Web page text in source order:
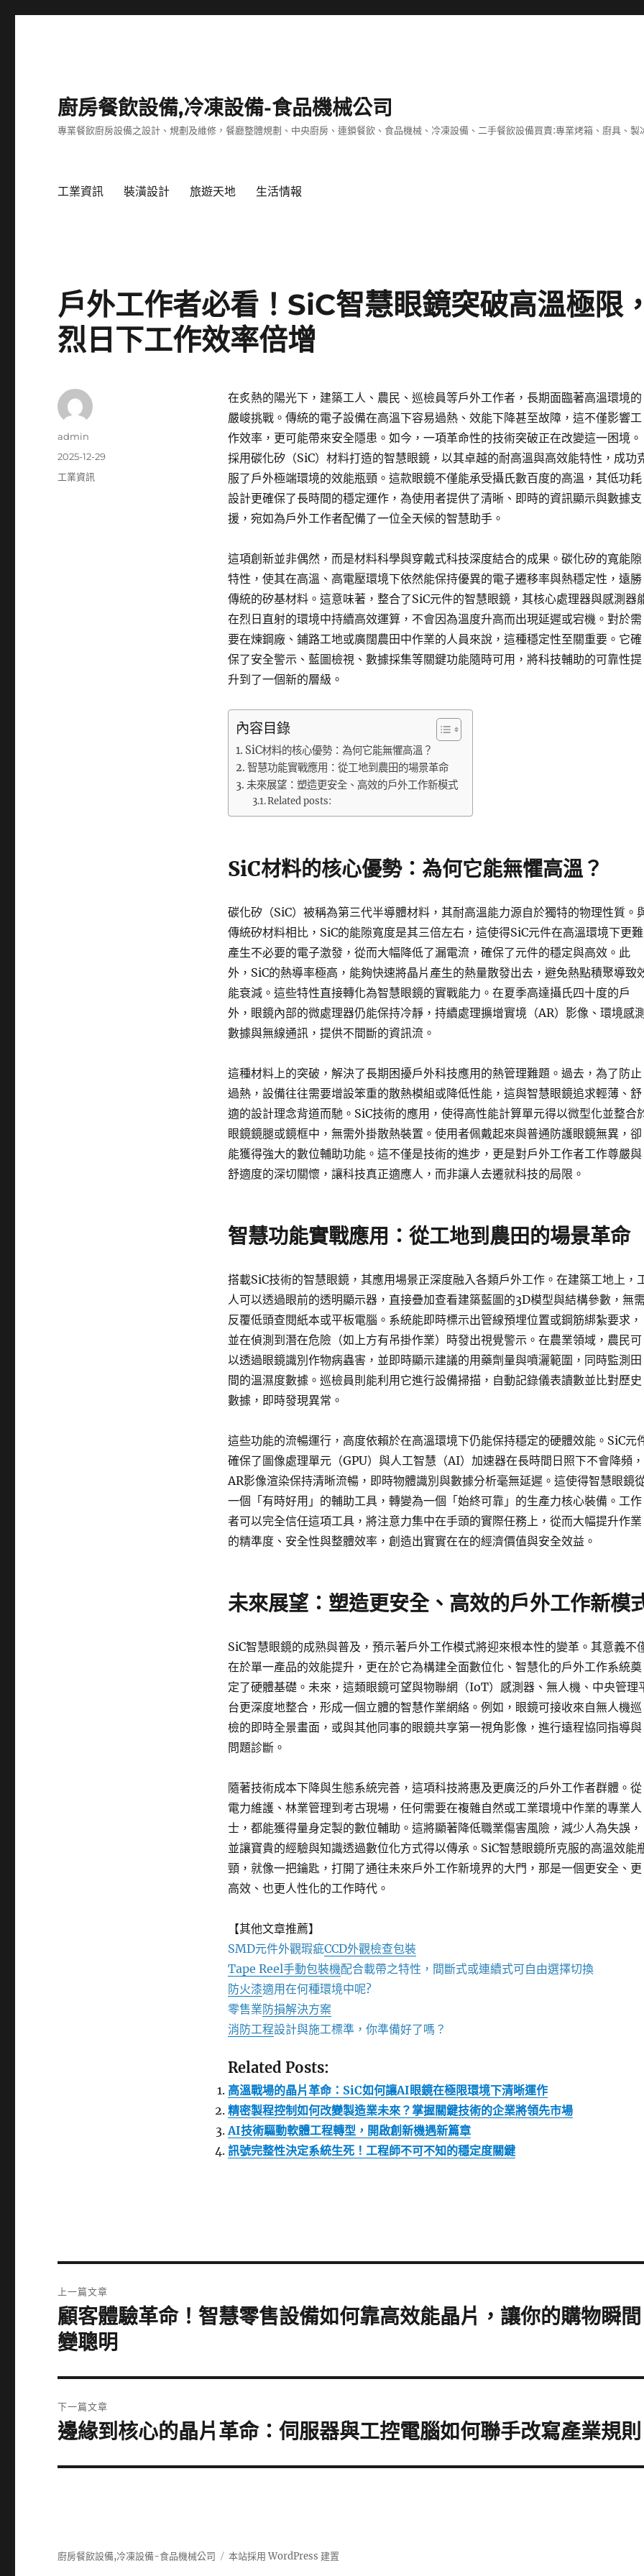
廚房餐飲設備,冷凍設備-食品機械公司
專業餐飲廚房設備之設計、規劃及維修，餐廳整體規劃、中央廚房、連鎖餐飲、食品機械、冷凍設備、二手餐飲設備買賣:專業烤箱、廚具、
工業資訊 裝潢設計 旅遊天地 生活情報
戶外工作者必看！SiC智慧眼鏡突破高溫極限，
烈日下工作效率倍增
在炙熱的陽光下，建築工人、農民、巡檢員等戶外工作者，長期面臨著高溫環境的
嚴峻挑戰。傳統的電子設備在高溫下容易過熱、效能下降甚至故障，這不僅影響工
作效率，更可能帶來安全隱患。如今，一項革命性的技術突破正在改變這一困境。
採用碳化矽（SiC）材料打造的智慧眼鏡，以其卓越的耐高溫與高效能特性，成功
服了戶外極端環境的效能瓶頸。這款眼鏡不僅能承受攝氏數百度的高溫，其低功耗
設計更確保了長時間的穩定運作，為使用者提供了清晰、即時的資訊顯示與數據支
援，宛如為戶外工作者配備了一位全天候的智慧助手。
這項創新並非偶然，而是材料科學與穿戴式科技深度結合的成果。碳化矽的寬能隙
特性，使其在高溫、高電壓環境下依然能保持優異的電子遷移率與熱穩定性，遠勝
傳統的矽基材料。這意味著，整合了SiC元件的智慧眼鏡，其核心處理器與感測器
在烈日直射的環境中持續高效運算，不會因為溫度升高而出現延遲或宕機。對於需
要在煉鋼廠、鋪路工地或廣闊農田中作業的人員來說，這種穩定性至關重要。它確
保了安全警示、藍圖檢視、數據採集等關鍵功能隨時可用，將科技輔助的可靠性提
升到了一個新的層級。
內容目錄
SiC材料的核心優勢：為何它能無懼高溫？
智慧功能實戰應用：從工地到農田的場景革命
未來展望：塑造更安全、高效的戶外工作新模式
Related posts:
SiC材料的核心優勢：為何它能無懼高溫？
碳化矽（SiC）被稱為第三代半導體材料，其耐高溫能力源自於獨特的物理性質。
傳統矽材料相比，SiC的能隙寬度是其三倍左右，這使得SiC元件在高溫環境下更難
產生不必要的電子激發，從而大幅降低了漏電流，確保了元件的穩定與高效。此
外，SiC的熱導率極高，能夠快速將晶片產生的熱量散發出去，避免熱點積聚導致
能衰減。這些特性直接轉化為智慧眼鏡的實戰能力。在夏季高達攝氏四十度的戶
外，眼鏡內部的微處理器仍能保持冷靜，持續處理擴增實境（AR）影像、環境感測
數據與無線通訊，提供不間斷的資訊流。
這種材料上的突破，解決了長期困擾戶外科技應用的熱管理難題。過去，為了防止
過熱，設備往往需要增設笨重的散熱模組或降低性能，這與智慧眼鏡追求輕薄、舒
適的設計理念背道而馳。SiC技術的應用，使得高性能計算單元得以微型化並整合
眼鏡鏡腿或鏡框中，無需外掛散熱裝置。使用者佩戴起來與普通防護眼鏡無異，卻
能獲得強大的數位輔助功能。這不僅是技術的進步，更是對戶外工作者工作尊嚴與
舒適度的深切關懷，讓科技真正適應人，而非讓人去遷就科技的局限。
智慧功能實戰應用：從工地到農田的場景革命
搭載SiC技術的智慧眼鏡，其應用場景正深度融入各類戶外工作。在建築工地上，
人可以透過眼前的透明顯示器，直接疊加查看建築藍圖的3D模型與結構參數，無需
反覆低頭查閱紙本或平板電腦。系統能即時標示出管線預埋位置或鋼筋綁紮要求，
並在偵測到潛在危險（如上方有吊掛作業）時發出視覺警示。在農業領域，農民可
以透過眼鏡識別作物病蟲害，並即時顯示建議的用藥劑量與噴灑範圍，同時監測田
間的溫濕度數據。巡檢員則能利用它進行設備掃描，自動記錄儀表讀數並比對歷史
數據，即時發現異常。
這些功能的流暢運行，高度依賴於在高溫環境下仍能保持穩定的硬體效能。SiC元
確保了圖像處理單元（GPU）與人工智慧（AI）加速器在長時間日照下不會降頻，
AR影像渲染保持清晰流暢，即時物體識別與數據分析毫無延遲。這使得智慧眼鏡
一個「有時好用」的輔助工具，轉變為一個「始終可靠」的生產力核心裝備。工作
者可以完全信任這項工具，將注意力集中在手頭的實際任務上，從而大幅提升作業
的精準度、安全性與整體效率，創造出實實在在的經濟價值與安全效益。
未來展望：塑造更安全、高效的戶外工作新模
SiC智慧眼鏡的成熟與普及，預示著戶外工作模式將迎來根本性的變革。其意義不
在於單一產品的效能提升，更在於它為構建全面數位化、智慧化的戶外工作系統奠
定了硬體基礎。未來，這類眼鏡可望與物聯網（IoT）感測器、無人機、中央管理
台更深度地整合，形成一個立體的智慧作業網絡。例如，眼鏡可接收來自無人機巡
檢的即時全景畫面，或與其他同事的眼鏡共享第一視角影像，進行遠程協同指導與
問題診斷。
隨著技術成本下降與生態系統完善，這項科技將惠及更廣泛的戶外工作者群體。從
電力維護、林業管理到考古現場，任何需要在複雜自然或工業環境中作業的專業人
士，都能獲得量身定製的數位輔助。這將顯著降低職業傷害風險，減少人為失誤，
並讓寶貴的經驗與知識透過數位化方式得以傳承。SiC智慧眼鏡所克服的高溫效能
頸，就像一把鑰匙，打開了通往未來戶外工作新境界的大門，那是一個更安全、更
高效、也更人性化的工作時代。
【其他文章推薦】
SMD元件外觀瑕疵CCD外觀檢查包裝
Tape Reel手動包裝機配合載帶之特性，間斷式或連續式可自由選擇切換
防火漆適用在何種環境中呢?
零售業防損解決方案
消防工程設計與施工標準，你準備好了嗎？
Related Posts:
高溫戰場的晶片革命：SiC如何讓AI眼鏡在極限環境下清晰運作
精密製程控制如何改變製造業未來？掌握關鍵技術的企業將領先市場
AI技術驅動軟體工程轉型，開啟創新機遇新篇章
訊號完整性決定系統生死！工程師不可不知的穩定度關鍵
作
admin
發
2025-12-29
分
工業資訊
章
導
上一篇文章
上
一
篇
文
顧客體驗革命！智慧零售設備如何靠高效能晶片，讓你的購物瞬間
變聰明
下一篇文章
下
篇
邊緣到核心的晶片革命：伺服器與工控電腦如何聯手改寫產業規則
廚房餐飲設備,冷凍設備-食品機械公司 本站採用 WordPress 建置